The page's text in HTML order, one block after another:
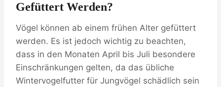
Gefüttert Werden?
Vögel können ab einem frühen Alter gefüttert
werden. Es ist jedoch wichtig zu beachten,
dass in den Monaten April bis Juli besondere
Einschränkungen gelten, da das übliche
Wintervogelfutter für Jungvögel schädlich sein